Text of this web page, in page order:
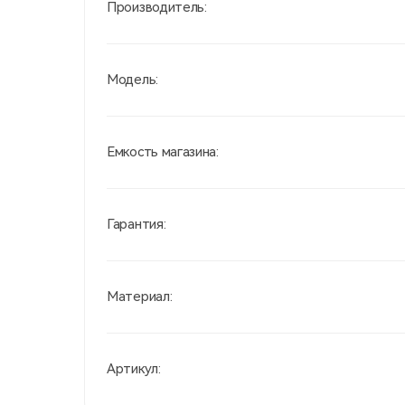
Производитель:
Модель:
Емкость магазина:
Гарантия:
Материал:
Артикул: